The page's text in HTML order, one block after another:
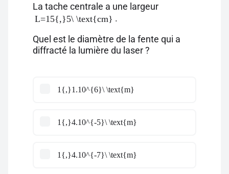
La tache centrale a une largeur
L=15{,}5\ \text{cm} .
Quel est le diamètre de la fente qui a
diffracté la lumière du laser ?
1{,}1.10^{6}\ \text{m}
1{,}4.10^{-5}\ \text{m}
1{,}4.10^{-7}\ \text{m}